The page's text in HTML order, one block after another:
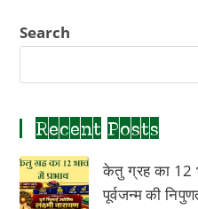
Search
Recent Posts
केतु ग्रह का 12
पूर्वजन्म की